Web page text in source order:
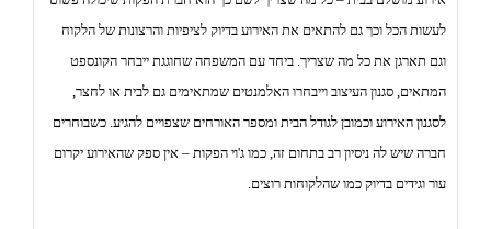
o
n
לעשות הכל וכך גם להתאים את האירוע בדיוק לציפיות והרצונות של הלקוח
וגם תארגן את כל מה שצריך. ביחד עם המשפחה שחוגגת ייבחר הקונספט
המתאים, סגנון העיצוב וייבחרו האלמנטים שמתאימים גם לבית או לחצר,
לסגנון האירוע וכמובן לגודל הבית ומספר האורחים שצפויים להגיע. כשבוחרים
חברה שיש לה ניסיון רב בתחום זה, כמו ג'וי הפקות – אין ספק שהאירוע יקרום
עור וגידים בדיוק כמו שהלקוחות רוצים.